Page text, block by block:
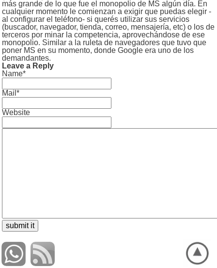
más grande de lo que fue el monopolio de MS algún día. En
cualquier momento le comienzan a exigir que puedas elegir -
al configurar el teléfono- si querés utilizar sus servicios
(buscador, navegador, tienda, correo, mensajería, etc) o los de
terceros por minar la competencia, aprovechándose de ese
monopolio. Similar a la ruleta de navegadores que tuvo que
poner MS en su momento, donde Google era uno de los
demandantes.
Leave a Reply
Name*
Mail*
Website